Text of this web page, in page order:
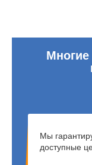
Мы
доступные